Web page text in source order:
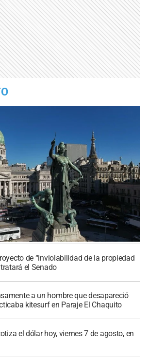
de “inviolabilidad de la propiedad
el Senado
a un hombre que desapareció
kitesurf en Paraje El Chaquito
el dólar hoy, viernes 7 de agosto, en